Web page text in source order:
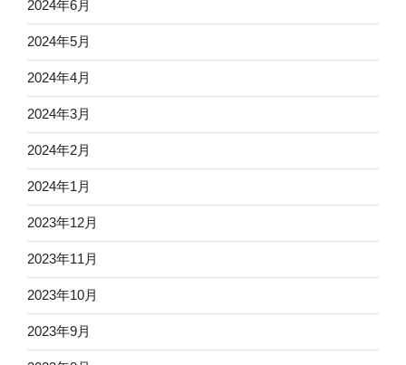
2024年6月
2024年5月
2024年4月
2024年3月
2024年2月
2024年1月
2023年12月
2023年11月
2023年10月
2023年9月